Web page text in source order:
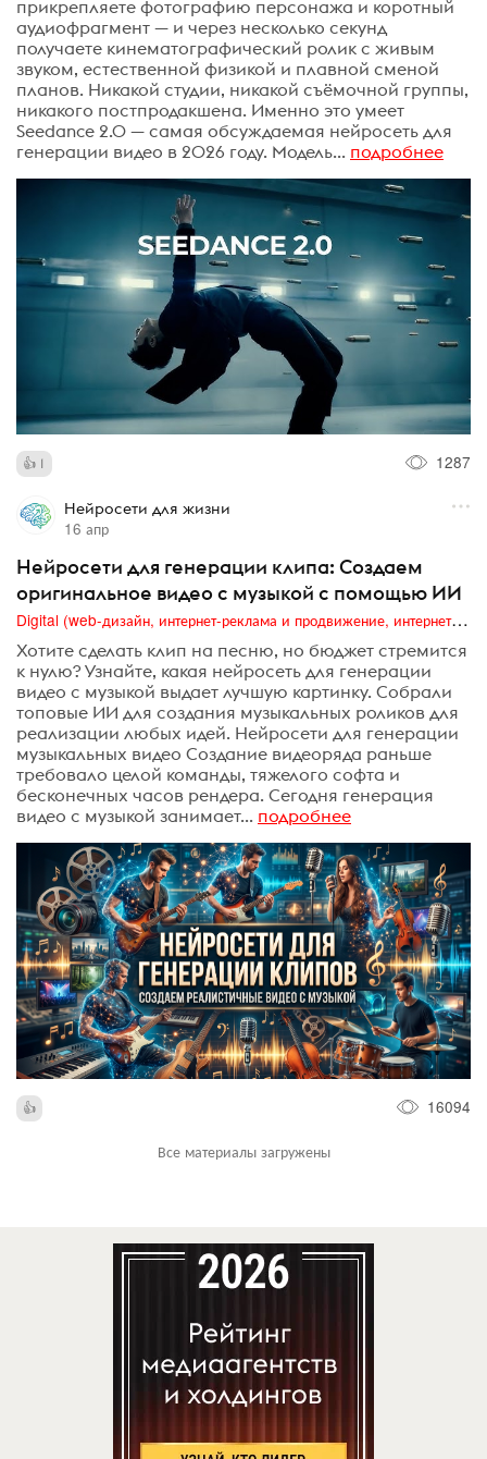
прикрепляете фотографию персонажа и коротный
аудиофрагмент — и через несколько секунд
получаете кинематографический ролик с живым
звуком, естественной физикой и плавной сменой
планов. Никакой студии, никакой съёмочной группы,
никакого постпродакшена. Именно это умеет
Seedance 2.0 — самая обсуждаемая нейросеть для
генерации видео в 2026 году. Модель... подробнее
1 1287
Нейросети для жизни
16 апр
Нейросети для генерации клипа: Создаем
оригинальное видео с музыкой с помощью ИИ
Digital (web-дизайн, интернет-реклама и продвижение, интернет-сообщества и блоги, интернет-коммуникации, мобильный маркетинг, реклама на цифровых экранах)
Хотите сделать клип на песню, но бюджет стремится
к нулю? Узнайте, какая нейросеть для генерации
видео с музыкой выдает лучшую картинку. Собрали
топовые ИИ для создания музыкальных роликов для
реализации любых идей. Нейросети для генерации
музыкальных видео Создание видеоряда раньше
требовало целой команды, тяжелого софта и
бесконечных часов рендера. Сегодня генерация
видео с музыкой занимает... подробнее
16094
Все материалы загружены